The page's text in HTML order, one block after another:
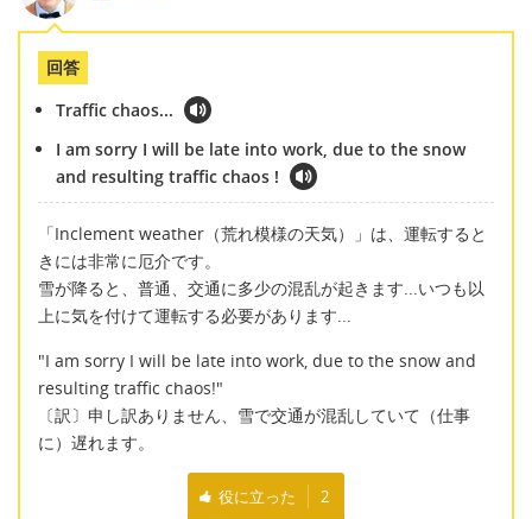
回答
Traffic chaos...
I am sorry I will be late into work, due to the snow
and resulting traffic chaos !
「Inclement weather（荒れ模様の天気）」は、運転すると
きには非常に厄介です。
雪が降ると、普通、交通に多少の混乱が起きます...いつも以
上に気を付けて運転する必要があります...
"I am sorry I will be late into work, due to the snow and
resulting traffic chaos!"
〔訳〕申し訳ありません、雪で交通が混乱していて（仕事
に）遅れます。
役に立った 2